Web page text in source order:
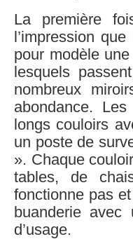
La première
l’impression
pour modèle
lesquels
nombreux
abondance.
longs couloirs
un poste de
». Chaque
tables, de
fonctionne pas
buanderie
d’usage.